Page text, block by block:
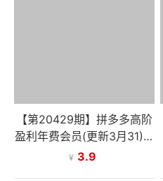
【第20429期】拼多多高阶
盈利年费会员(更新3月31)：
全类目活动玩法、原价上大
¥ 3.9